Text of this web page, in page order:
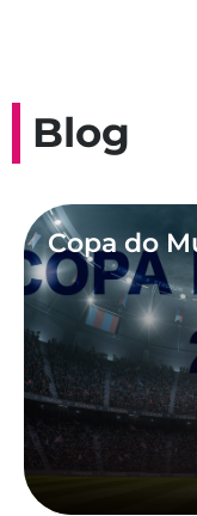
Blog
Copa do